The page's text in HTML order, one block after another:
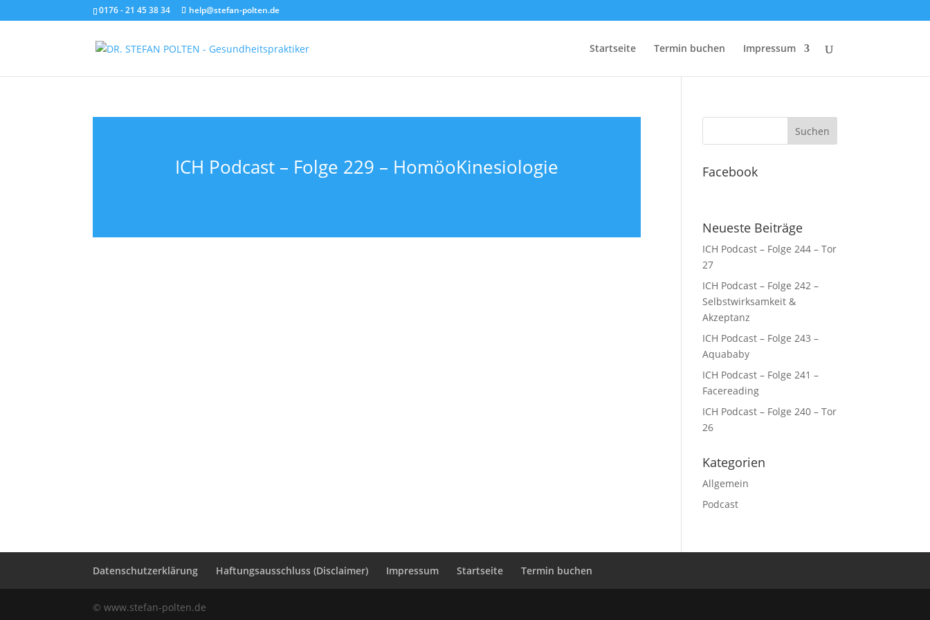
0176 - 21 45 38 34 help@stefan-polten.de
Startseite Termin buchen Impressum
ICH Podcast – Folge 229 – HomöoKinesiologie Facebook
Neueste Beiträge
ICH Podcast – Folge 244 – Tor
27
ICH Podcast – Folge 242 –
Selbstwirksamkeit &
Akzeptanz
ICH Podcast – Folge 243 –
Aquababy
ICH Podcast – Folge 241 –
Facereading
ICH Podcast – Folge 240 – Tor
26
Kategorien
Allgemein
Podcast
Datenschutzerklärung Haftungsausschluss (Disclaimer) Impressum Startseite Termin buchen
© www.stefan-polten.de